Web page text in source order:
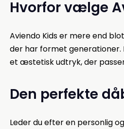
Hvorfor vælge
Aviendo Kids er mere end
der har formet generationer.
et æstetisk udtryk, der
Den perfekte
Leder du efter en personlig